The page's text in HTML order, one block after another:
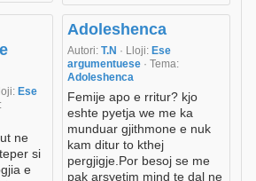
Ese
ne
si
e
Adoleshenca
Autori: T.N · Lloji: Ese
argumentuese · Tema:
Adoleshenca
Femije apo e rritur? kjo
eshte pyetja we me ka
munduar gjithmone e nuk
kam ditur to kthej
pergjigje.Por besoj se me
pak arsyetim mind te dal ne